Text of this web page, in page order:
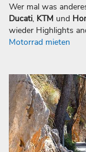
Wer mal was
Ducati, KTM und
wieder Highlights
Motorrad mieten